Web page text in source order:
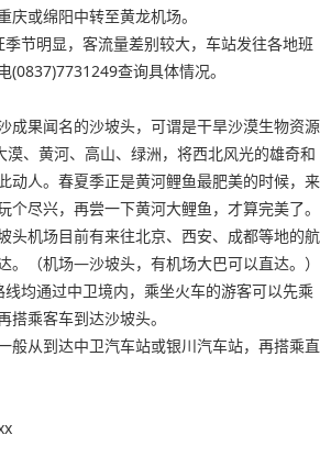
或绵阳中转至黄龙机场。
节明显，客流量差别较大，车站发往各地班
(0837)7731249查询具体情况。
成果闻名的沙坡头，可谓是干旱沙漠生物资源
漠、黄河、高山、绿洲，将西北风光的雄奇和
动人。春夏季正是黄河鲤鱼最肥美的时候，来
个尽兴，再尝一下黄河大鲤鱼，才算完美了。
头机场目前有来往北京、西安、成都等地的航
。（机场—沙坡头，有机场大巴可以直达。）
均通过中卫境内，乘坐火车的游客可以先乘
乘客车到达沙坡头。
般从到达中卫汽车站或银川汽车站，再搭乘直